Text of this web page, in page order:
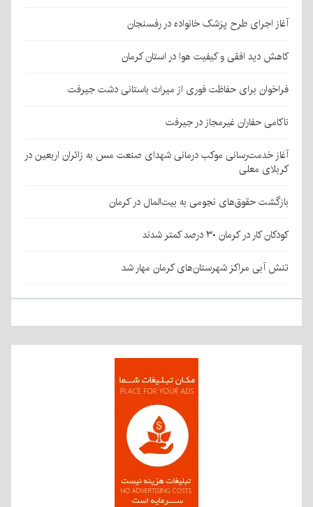
آغاز اجرای طرح پزشک خانواده در رفسنجان
کاهش دید افقی و کیفیت هوا در استان کرمان
فراخوان برای حفاظت فوری از میراث باستانی دشت جیرفت
ناکامی حفاران غیرمجاز در جیرفت
آغاز خدمت‌رسانی موکب درمانی شهدای صنعت مس به زائران اربعین در
کربلای معلی
بازگشت حقوق‌های نجومی به بیت‌المال در کرمان
کودکان کار در کرمان ۳۰ درصد کمتر شدند
تنش آبی مراکز شهرستان‌های کرمان مهار شد